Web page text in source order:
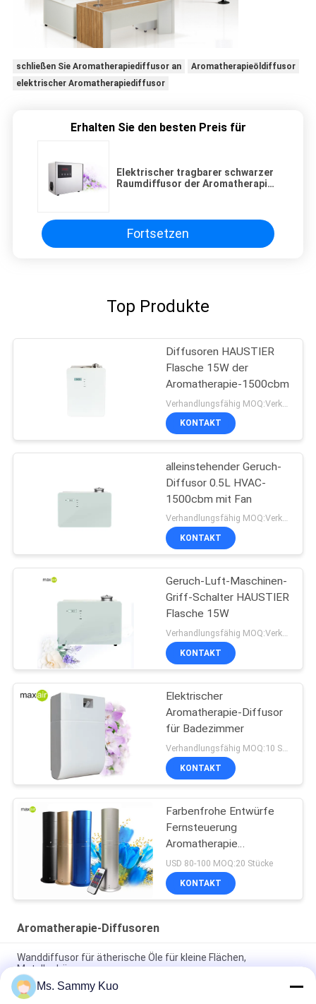
schließen Sie Aromatherapiediffusor an
Aromatherapieöldiffusor
elektrischer Aromatherapiediffusor
Erhalten Sie den besten Preis für
Elektrischer tragbarer schwarzer
Raumdiffusor der Aromatherapie
Fortsetzen
Top Produkte
Diffusoren HAUSTIER
Flasche 15W der
Aromatherapie-1500cbm
KONTAKT
alleinstehender Geruch-
Diffusor 0.5L HVAC-
1500cbm mit Fan
Verhandlungsfähig MOQ:Verkäuflich
KONTAKT
Geruch-Luft-Maschinen-
Griff-Schalter HAUSTIER
Flasche 15W
Verhandlungsfähig MOQ:Verkäuflich
KONTAKT
Elektrischer
Aromatherapie-Diffusor
für Badezimmer
KONTAKT
Farbenfrohe Entwürfe
Fernsteuerung
Aromatherapie
Diffusoren
USD 80-100 MOQ:20 Stücke
KONTAKT
Aromatherapie-Diffusoren
Wanddiffusor für ätherische Öle für kleine Flächen,
Metallgehäuse
Schreibtisch, bodenständiger, optionaler Öldiffusor,
Ms. Sammy Kuo